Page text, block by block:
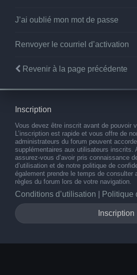
J’ai oublié mon mot de passe
Renvoyer le courriel d’activation
Revenir à la page précédente
Inscription
Vous devez être inscrit avant de pouvoir
L’inscription est rapide et vous offre de
administrateurs du forum peuvent
supplémentaires aux utilisateurs inscrits.
assurez-vous d’avoir pris connaissance
d’utilisation et de notre politique de
également prendre le temps de consulter
règles du forum lors de votre navigation.
Conditions d’utilisation Politique
Inscription